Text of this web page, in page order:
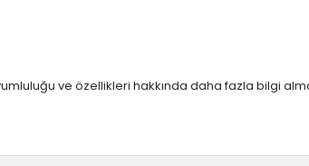
ve özellikleri hakkında daha fazla bilgi